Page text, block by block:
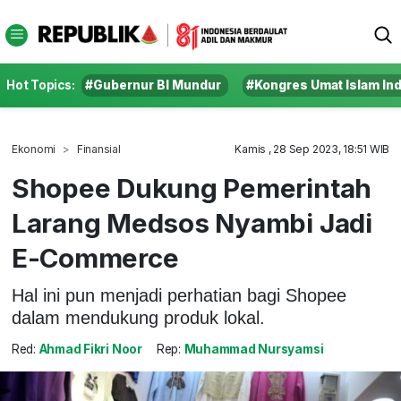
Hot Topics: #Gubernur BI Mundur #Kongres Umat Islam
Ekonomi Finansial Kamis , 28 Sep 2023, 18:51 WIB
Shopee Dukung Pemerintah
Larang Medsos Nyambi Jadi
E-Commerce
Hal ini pun menjadi perhatian bagi Shopee
dalam mendukung produk lokal.
Red: Ahmad Fikri Noor Rep: Muhammad Nursyamsi